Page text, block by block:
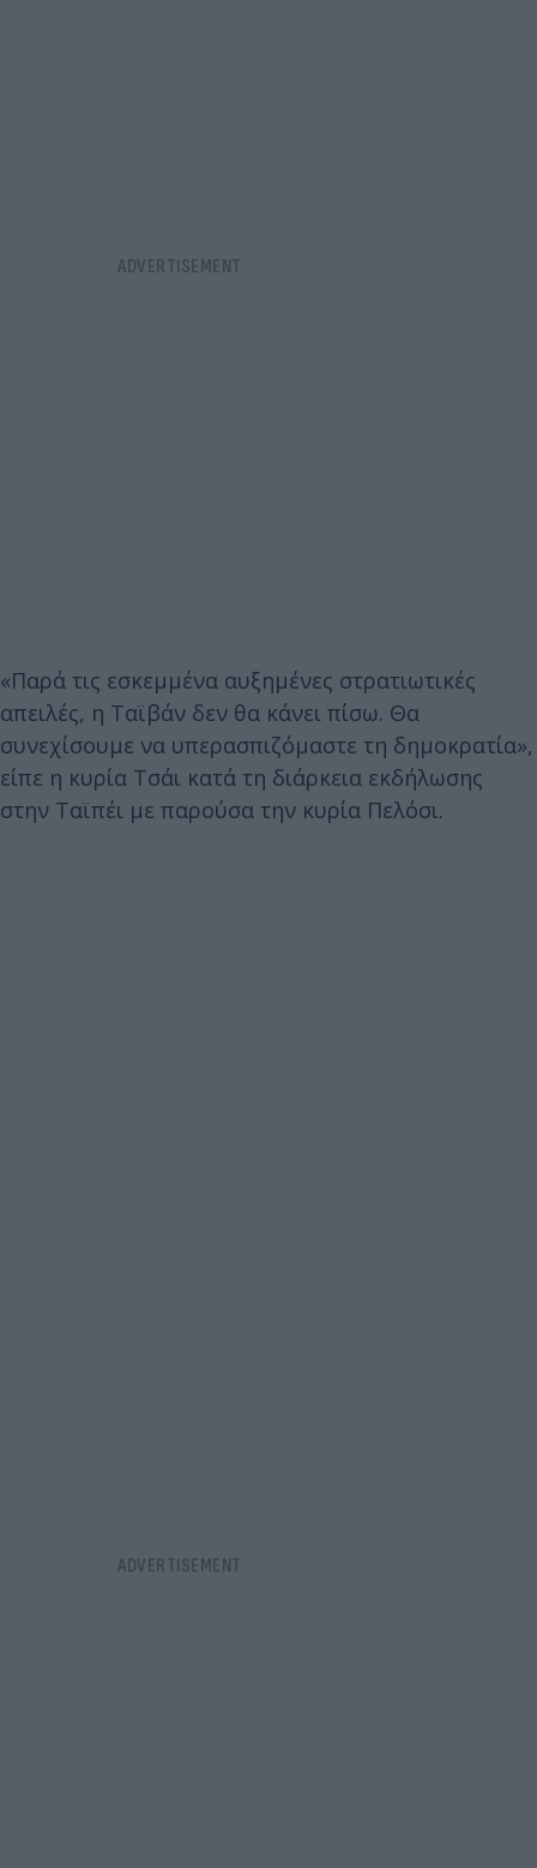
«Παρά τις εσκεμμένα αυξημένες στρατιωτικές
απειλές, η Ταϊβάν δεν θα κάνει πίσω. Θα
συνεχίσουμε να υπερασπιζόμαστε τη δημοκρατία»,
είπε η κυρία Τσάι κατά τη διάρκεια εκδήλωσης
στην Ταϊπέι με παρούσα την κυρία Πελόσι.